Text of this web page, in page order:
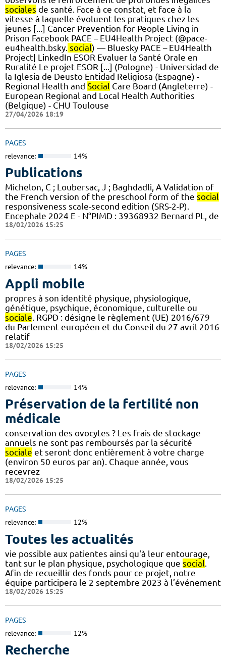
sociales de santé. Face à ce constat, et face à la
vitesse à laquelle évoluent les pratiques chez les
jeunes [...] Cancer Prevention for People Living in
Prison Facebook PACE – EU4Health Project (@pace-
eu4health.bsky. social) — Bluesky PACE – EU4Health
Project| LinkedIn ESOR Evaluer la Santé Orale en
Ruralité Le projet ESOR [...] (Pologne) - Universidad de
la Iglesia de Deusto Entidad Religiosa (Espagne) -
Regional Health and Social Care Board (Angleterre) -
European Regional and Local Health Authorities
(Belgique) - CHU Toulouse
27/04/2026 18:19
PAGES
relevance: 14%
Publications
Michelon, C ; Loubersac, J ; Baghdadli, A Validation of
the French version of the preschool form of the social
responsiveness scale-second edition (SRS-2-P).
Encephale 2024 E - N°PIMD : 39368932 Bernard PL, de
18/02/2026 15:25
PAGES
relevance: 14%
Appli mobile
propres à son identité physique, physiologique,
génétique, psychique, économique, culturelle ou
sociale. RGPD : désigne le règlement (UE) 2016/679
du Parlement européen et du Conseil du 27 avril 2016
relatif
18/02/2026 15:25
PAGES
relevance: 14%
Préservation de la fertilité non
médicale
conservation des ovocytes ? Les frais de stockage
annuels ne sont pas remboursés par la sécurité
sociale et seront donc entièrement à votre charge
(environ 50 euros par an). Chaque année, vous
recevrez
18/02/2026 15:25
PAGES
relevance: 12%
Toutes les actualités
vie possible aux patientes ainsi qu'à leur entourage,
tant sur le plan physique, psychologique que social.
Afin de recueillir des fonds pour ce projet, notre
équipe participera le 2 septembre 2023 à l’événement
18/02/2026 15:25
PAGES
relevance: 12%
Recherche